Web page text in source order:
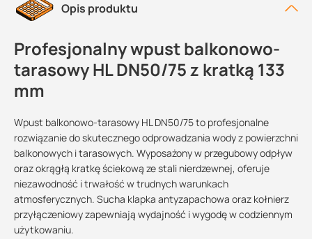
Opis produktu
Profesjonalny wpust balkonowo-
tarasowy HL DN50/75 z kratką 133
mm
Wpust balkonowo-tarasowy HL DN50/75 to profesjonalne
rozwiązanie do skutecznego odprowadzania wody z powierzchni
balkonowych i tarasowych. Wyposażony w przegubowy odpływ
oraz okrągłą kratkę ściekową ze stali nierdzewnej, oferuje
niezawodność i trwałość w trudnych warunkach
atmosferycznych. Sucha klapka antyzapachowa oraz kołnierz
przyłączeniowy zapewniają wydajność i wygodę w codziennym
użytkowaniu.